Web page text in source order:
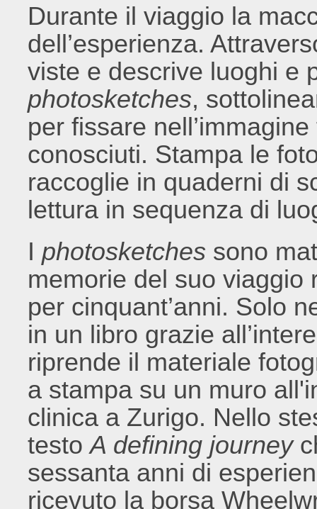
Durante il viaggio la
dell’esperienza.
viste e descrive luoghi e
photosketches,
per fissare
conosciuti. Stampa le
raccoglie in quaderni di
lettura in sequenza di
Iphotosketches sono
memorie del suo viaggio
per cinquant’anni. Solo
in un libro grazie
riprende il materiale
a stampa su un muro
clinica a Zurigo. Nello
testoA defining journey
sessanta anni di
ricevuto la borsa